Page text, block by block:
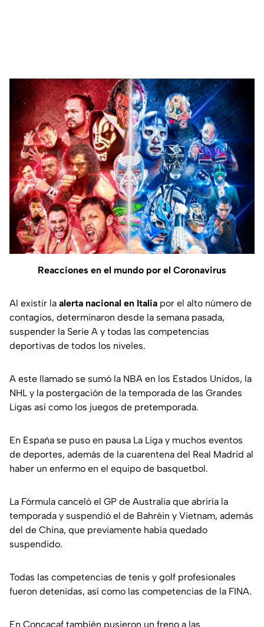
Reacciones en el mundo por el Coronavirus
Al existir la alerta nacional en Italia por el alto número de
contagios, determinaron desde la semana pasada,
suspender la Serie A y todas las competencias
deportivas de todos los niveles.
A este llamado se sumó la NBA en los Estados Unidos, la
NHL y la postergación de la temporada de las Grandes
Ligas así como los juegos de pretemporada.
En España se puso en pausa La Liga y muchos eventos
de deportes, además de la cuarentena del Real Madrid al
haber un enfermo en el equipo de basquetbol.
La Fórmula canceló el GP de Australia que abriría la
temporada y suspendió el de Bahréin y Vietnam, además
del de China, que previamente había quedado
suspendido.
Todas las competencias de tenis y golf profesionales
fueron detenidas, así como las competencias de la FINA.
En Concacaf también pusieron un freno a las